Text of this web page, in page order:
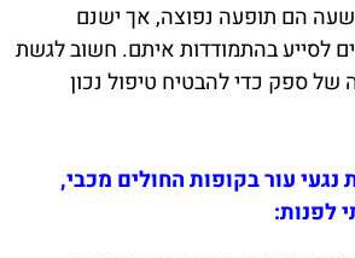
הם תופעה נפוצה, אך ישנם
לסייע בהתמודדות איתם. חשוב לגשת
ספק כדי להבטיח טיפול נכון
נגעי עור בקופות החולים מכבי,
לפנות: